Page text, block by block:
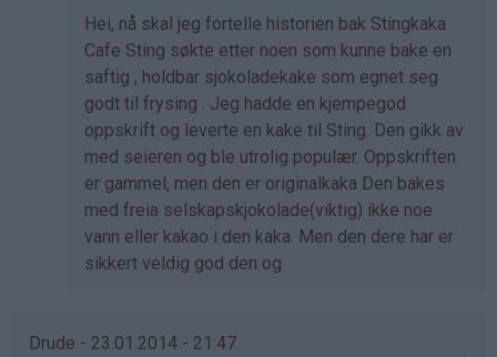
(ikke
bekreftet)
Som
svar
på
av
Jan
fred
sandanger
(ikke
bekreftet)
Hei, nå skal jeg fortelle historien bak Stingkaka
Cafe Sting søkte etter noen som kunne bake en
saftig , holdbar sjokoladekake som egnet seg
godt til frysing . Jeg hadde en kjempegod
oppskrift og leverte en kake til Sting. Den gikk av
med seieren og ble utrolig populær. Oppskriften
er gammel, men den er originalkaka Den bakes
med freia selskapskjokolade(viktig) ikke noe
vann eller kakao i den kaka. Men den dere har er
sikkert veldig god den og
Drude - 23.01.2014 - 21:47